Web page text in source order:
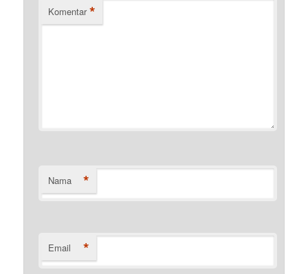
Komentar *
Nama *
Email *